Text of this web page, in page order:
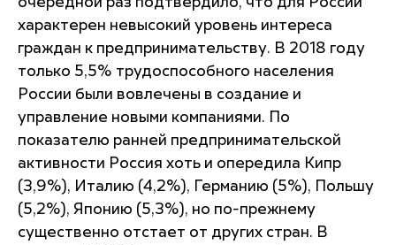
очередной раз подтвердило, что для России
характерен невысокий уровень интереса
граждан к предпринимательству. В 2018 году
только 5,5% трудоспособного населения
России были вовлечены в создание и
управление новыми компаниями. По
показателю ранней предпринимательской
активности Россия хоть и опередила Кипр
(3,9%), Италию (4,2%), Германию (5%), Польшу
(5,2%), Японию (5,3%), но по-прежнему
существенно отстает от других стран. В